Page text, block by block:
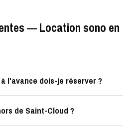
— Location sono en
l'avance dois-je réserver ?
de Saint-Cloud ?